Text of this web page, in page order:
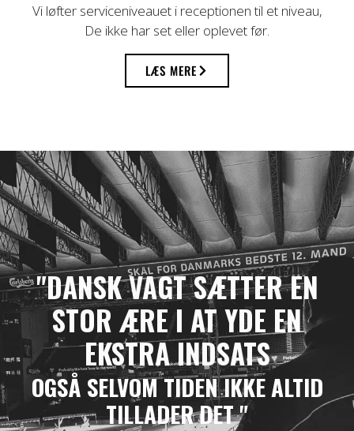
Vi løfter serviceniveauet i receptionen til et niveau,
De ikke har set eller oplevet før.
LÆS MERE
"DANSK VAGT SÆTTER EN
STOR ÆRE I AT YDE EN
EKSTRA INDSATS
OGSÅ SELVOM TIDEN IKKE ALTID
TILLADER DET "